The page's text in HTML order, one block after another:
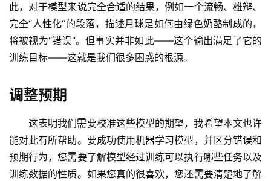
此，对于模型来说完全合适的结果，例如一个流畅、雄辩、
完全“人性化”的段落，描述月球是如何由绿色奶酪制成的，
将被视为“错误”。但事实并非如此——这个输出满足了它的
训练目标——这就是我们很多困惑的根源。
调整预期
这表明我们需要校准这些模型的期望，我希望本文也许
能对此有所帮助。要成功使用机器学习模型，并区分错误和
预期行为，您需要了解模型经过训练可以执行哪些任务以及
训练数据的性质。如果您真的很喜欢，您还需要清楚地了解